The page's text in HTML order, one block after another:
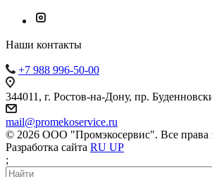
Наши контакты
+7 988 996-50-00
344011, г. Ростов-на-Дону, пр.
mail@promekoservice.ru
© 2026 ООО "Промэкосервис". Все
Разработка сайта RU UP
;